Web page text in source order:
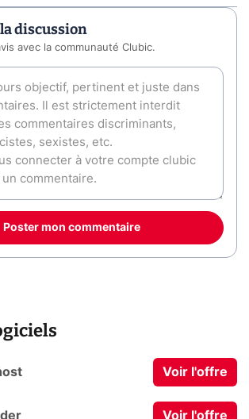
discussion
avec la communauté Clubic.
Poster mon commentaire
Voir l'offre
Voir l'offre